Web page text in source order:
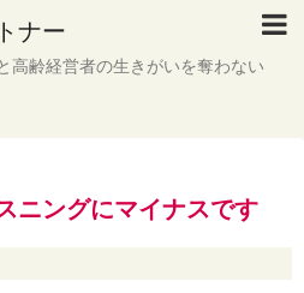
ナー
高齢経営者の生きがいを奪わない
ニングにマイナスです